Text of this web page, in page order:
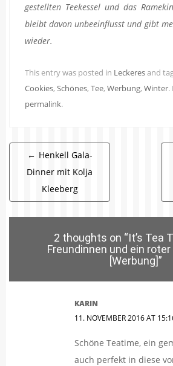
gestellten Teekessel und das
bleibt davon unbeeinflusst und gibt
wieder.
This entry was posted in Leckeresand
Cookies, Schönes, Tee, Werbung, Winter.
permalink.
Beitragsnavigation
← Henkell Gala-
Dinner mit Kolja
Kleeberg
2 thoughts on “It’s Tea
Freundinnen und ein roter
[Werbung]”
KARIN
11. NOVEMBER 2016 AT
Schöne Teatime, ein
auch perfekt in diese